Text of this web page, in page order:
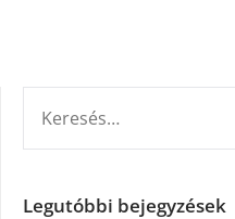
Legutóbbi bejegyzések